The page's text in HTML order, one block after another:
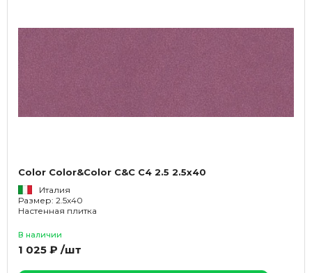
Color Color&Color C&C C4 2.5 2.5x40
Италия
Размер: 2.5x40
Настенная плитка
В наличии
1 025 ₽ /шт